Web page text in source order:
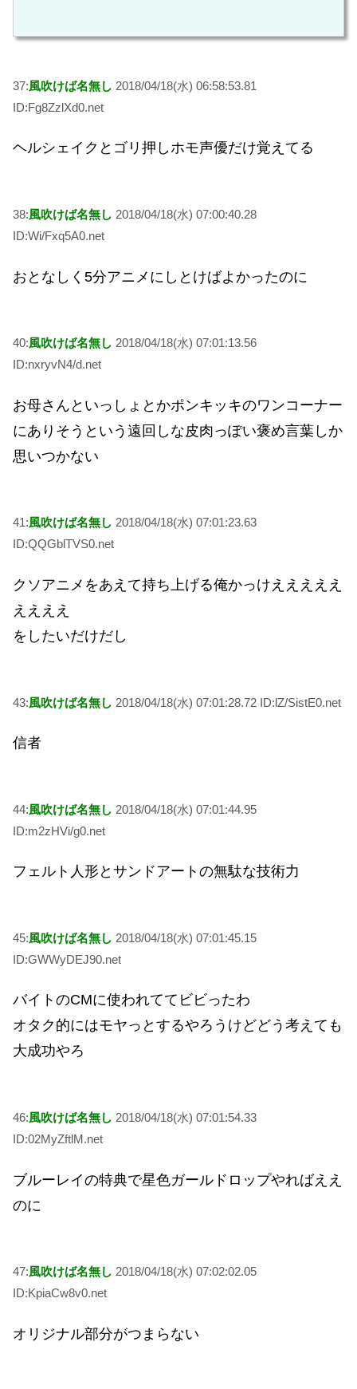
37:風吹けば名無し 2018/04/18(水) 06:58:53.81
ID:Fg8ZzlXd0.net
ヘルシェイクとゴリ押しホモ声優だけ覚えてる
38:風吹けば名無し 2018/04/18(水) 07:00:40.28
ID:Wi/Fxq5A0.net
おとなしく5分アニメにしとけばよかったのに
40:風吹けば名無し 2018/04/18(水) 07:01:13.56
ID:nxryvN4/d.net
お母さんといっしょとかポンキッキのワンコーナー
にありそうという遠回しな皮肉っぽい褒め言葉しか
思いつかない
41:風吹けば名無し 2018/04/18(水) 07:01:23.63
ID:QQGblTVS0.net
クソアニメをあえて持ち上げる俺かっけえええええ
ええええ
をしたいだけだし
43:風吹けば名無し 2018/04/18(水) 07:01:28.72 ID:lZ/SistE0.net
信者
44:風吹けば名無し 2018/04/18(水) 07:01:44.95
ID:m2zHVi/g0.net
フェルト人形とサンドアートの無駄な技術力
45:風吹けば名無し 2018/04/18(水) 07:01:45.15
ID:GWWyDEJ90.net
バイトのCMに使われててビビったわ
オタク的にはモヤっとするやろうけどどう考えても
大成功やろ
46:風吹けば名無し 2018/04/18(水) 07:01:54.33
ID:02MyZftlM.net
ブルーレイの特典で星色ガールドロップやればええ
のに
47:風吹けば名無し 2018/04/18(水) 07:02:02.05
ID:KpiaCw8v0.net
オリジナル部分がつまらない